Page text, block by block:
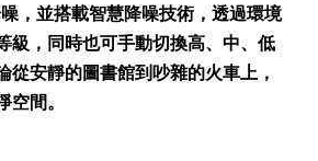
，並搭載智慧降噪技術，透過環境
級，同時也可手動切換高、中、低
從安靜的圖書館到吵雜的火車上，
間。